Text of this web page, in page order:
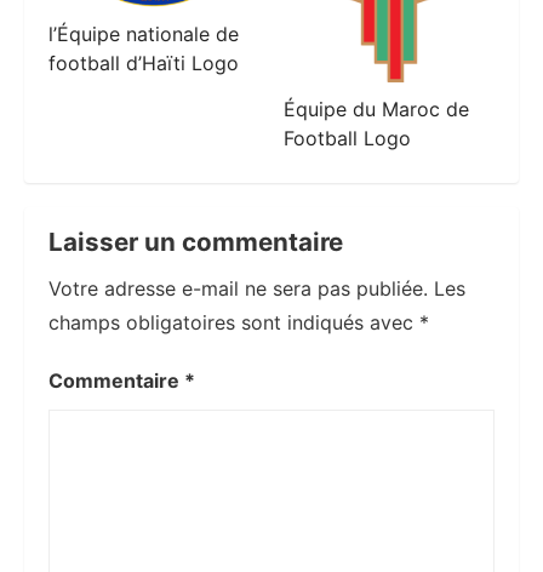
l’Équipe nationale de
football d’Haïti Logo
Équipe du Maroc de
Football Logo
Laisser un commentaire
Votre adresse e-mail ne sera pas publiée. Les
champs obligatoires sont indiqués avec *
Commentaire *